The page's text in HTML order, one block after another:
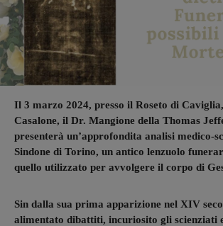
Il 3 marzo 2024, presso il Roseto di
Casalone, il Dr. Mangione della Thomas
presenterà un’approfondita analisi medico-
Sindone di Torino, un antico lenzuolo
quello utilizzato per avvolgere il corpo di
Sin dalla sua prima apparizione nel XIV
alimentato dibattiti, incuriosito gli scienziati